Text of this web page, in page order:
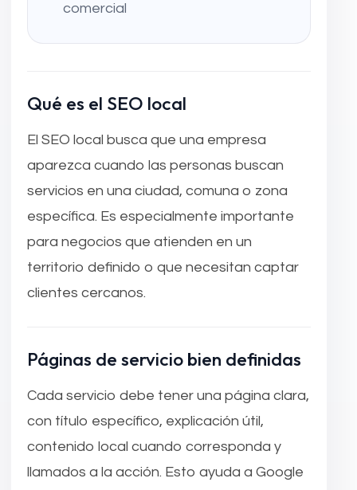
comercial
Qué es el SEO local
El SEO local busca que una empresa
aparezca cuando las personas buscan
servicios en una ciudad, comuna o zona
específica. Es especialmente importante
para negocios que atienden en un
territorio definido o que necesitan captar
clientes cercanos.
Páginas de servicio bien definidas
Cada servicio debe tener una página clara,
con título específico, explicación útil,
contenido local cuando corresponda y
llamados a la acción. Esto ayuda a Google